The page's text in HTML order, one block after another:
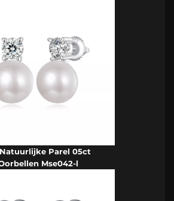
Parel 05ct
Mse042-l